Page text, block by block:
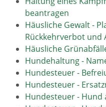
beantragen
Häusliche Gewalt -
Rückkehrverbot und
Häusliche
Hundehaltung -
Hundesteuer -
Hundesteuer -
Hundesteuer - Hund